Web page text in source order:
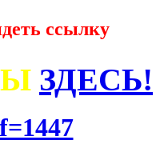
ссылку
ЗДЕСЬ!